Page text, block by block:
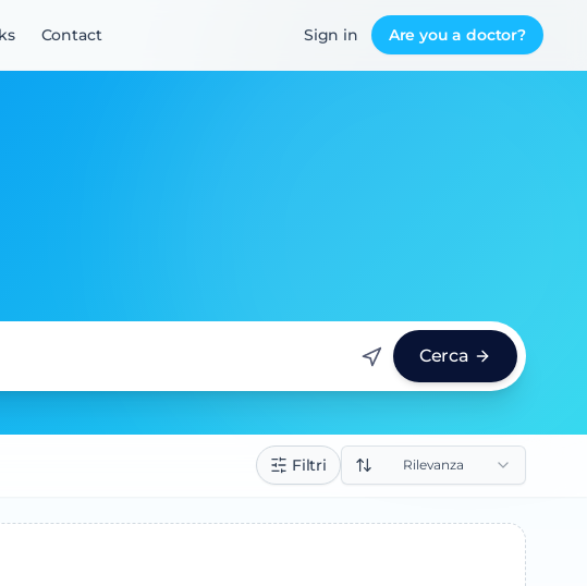
Contact Sign in Are you a doctor?
Cerca
Filtri Rilevanza